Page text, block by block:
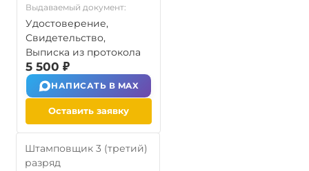
Выдаваемый документ:
Удостоверение,
Свидетельство,
Выписка из протокола
5 500 ₽
НАПИСАТЬ В MAX
Оставить заявку
Штамповщик 3 (третий)
разряд